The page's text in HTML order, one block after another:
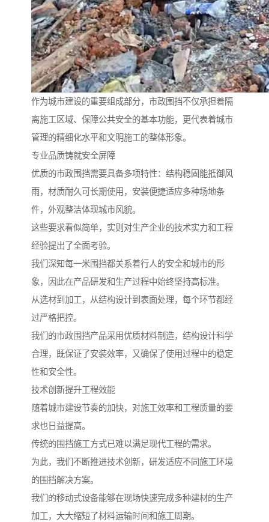
作为城市建设的重要组成部分，市政围挡不仅承担着隔
离施工区域、保障公共安全的基本功能，更代表着城市
管理的精细化水平和文明施工的整体形象。
专业品质铸就安全屏障
优质的市政围挡需要具备多项特性：结构稳固能抵御风
雨，材质耐久可长期使用，安装便捷适应多种场地条
件，外观整洁体现城市风貌。
这些要求看似简单，实则对生产企业的技术实力和工程
经验提出了全面考验。
我们深知每一米围挡都关系着行人的安全和城市的形
象，因此在产品研发和生产过程中始终坚持高标准。
从选材到加工，从结构设计到表面处理，每个环节都经
过严格把控。
我们的市政围挡产品采用优质材料制造，结构设计科学
合理，既保证了安装效率，又确保了使用过程中的稳定
性和安全性。
技术创新提升工程效能
随着城市建设节奏的加快，对施工效率和工程质量的要
求也日益提高。
传统的围挡施工方式已难以满足现代工程的需求。
为此，我们不断推进技术创新，研发适应不同施工环境
的围挡解决方案。
我们的移动式设备能够在现场快速完成多种建材的生产
加工，大大缩短了材料运输时间和施工周期。